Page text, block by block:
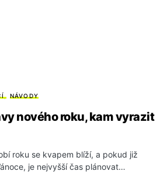
NÁVODY
nového roku, kam vyrazit
roku se kvapem blíží, a pokud již
je nejvyšší čas plánovat…